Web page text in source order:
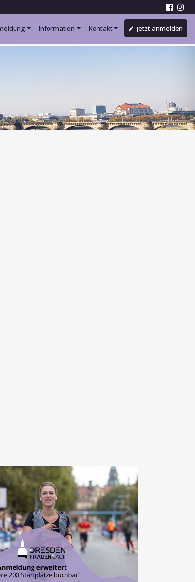
Information Kontakt jetzt anmelden